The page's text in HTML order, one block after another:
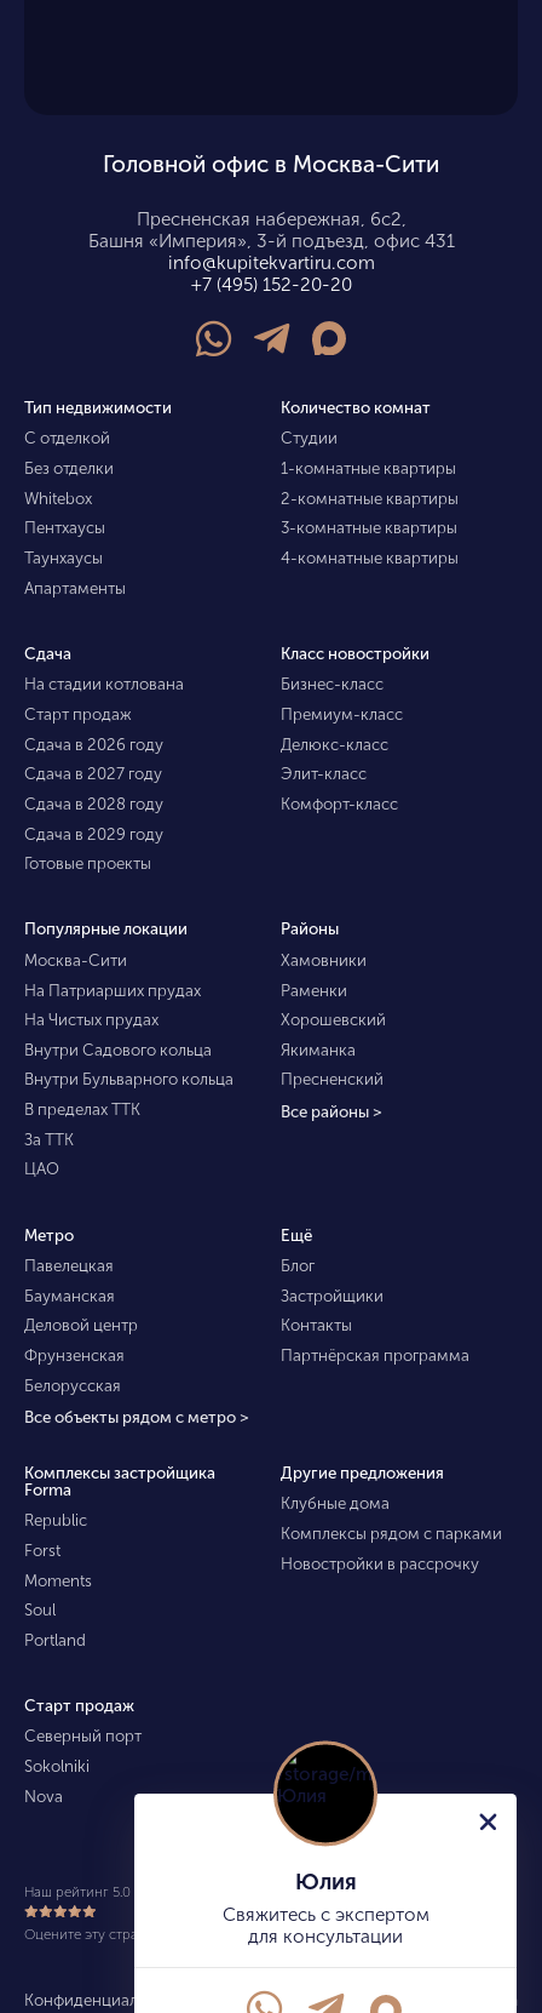
Головной офис в Москва-Сити
Пресненская набережная, 6с2,
Башня «Империя», 3-й подъезд, офис 431
info@kupitekvartiru.com
+7 (495) 152-20-20
Тип недвижимости
С отделкой
Без отделки
Whitebox
Пентхаусы
Таунхаусы
Апартаменты
Количество комнат
Студии
1-комнатные квартиры
2-комнатные квартиры
3-комнатные квартиры
4-комнатные квартиры
Сдача
На стадии котлована
Старт продаж
Сдача в 2026 году
Сдача в 2027 году
Сдача в 2028 году
Сдача в 2029 году
Готовые проекты
Класс новостройки
Бизнес-класс
Премиум-класс
Делюкс-класс
Элит-класс
Комфорт-класс
Популярные локации
Москва-Сити
На Патриарших прудах
На Чистых прудах
Внутри Садового кольца
Внутри Бульварного кольца
В пределах ТТК
За ТТК
ЦАО
Районы
Хамовники
Раменки
Хорошевский
Якиманка
Пресненский
Все районы >
Метро
Павелецкая
Бауманская
Деловой центр
Фрунзенская
Белорусская
Все объекты рядом с метро >
Ещё
Блог
Застройщики
Контакты
Партнёрская программа
Комплексы застройщика
Forma
Republic
Forst
Moments
Soul
Portland
Другие предложения
Клубные дома
Комплексы рядом с парками
Новостройки в рассрочку
Старт продаж
Северный порт
Sokolniki
Nova
Конфиденциальность Карта сайта info@kupitekvartiru.com
Наш рейтинг 5.0 из 5 (490)
Оцените эту страницу
Юлия
Свяжитесь с экспертом
для консультации